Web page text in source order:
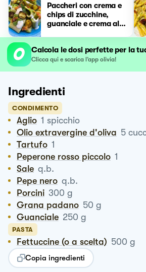
Paccheri con crema e
chips di zucchine,
guanciale e crema al
Calcola le dosi perfette per la
Clicca qui e scarica l’app olivia!
Ingredienti
CONDIMENTO
Aglio 1 spicchio
Olio extravergine d'oliva 5
Tartufo 1
Peperone rosso piccolo 1
Sale q.b.
Pepe nero q.b.
Porcini 300 g
Grana padano 50 g
Guanciale 250 g
PASTA
Fettuccine (o a scelta) 500 g
Copia ingredienti